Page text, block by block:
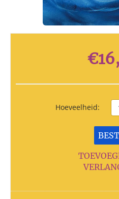
€
Hoeveelheid: